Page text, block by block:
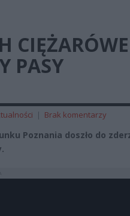
PASY
| Brak komentarzy
Poznania doszło do